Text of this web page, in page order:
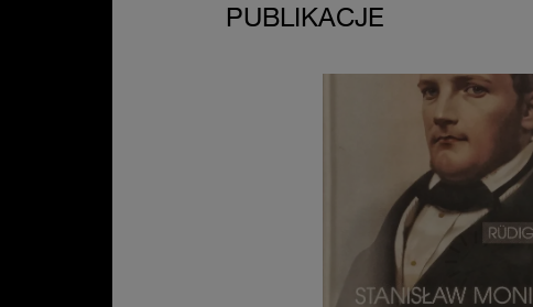
PUBLIKACJE